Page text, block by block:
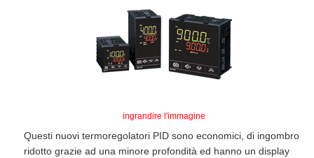
ingrandire l'immagine
Questi nuovi termoregolatori PID sono economici, di ingombro
ridotto grazie ad una minore profondità ed hanno un display